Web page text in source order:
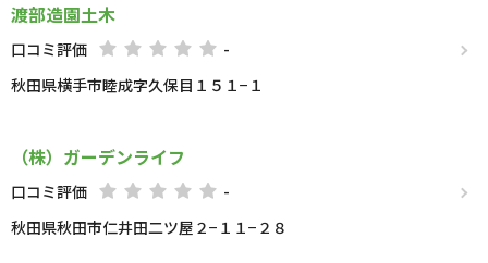
渡部造園土木
口コミ評価
-
秋田県横手市睦成字久保目１５１−１
（株）ガーデンライフ
口コミ評価
-
秋田県秋田市仁井田二ツ屋２−１１−２８